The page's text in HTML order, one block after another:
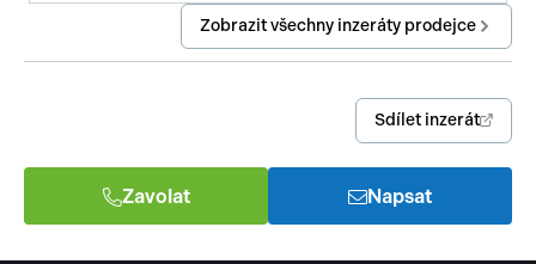
Zobrazit všechny inzeráty prodejce
Sdílet inzerát
Zavolat Napsat